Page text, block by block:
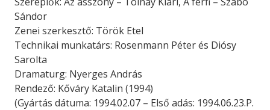
Sándor
Zenei szerkesztő: Török Etel
Technikai munkatárs: Rosenmann Péter és Diósy
Sarolta
Dramaturg: Nyerges András
Rendező: Kőváry Katalin (1994)
(Gyártás dátuma: 1994.02.07 – Első adás: 1994.06.23.P.